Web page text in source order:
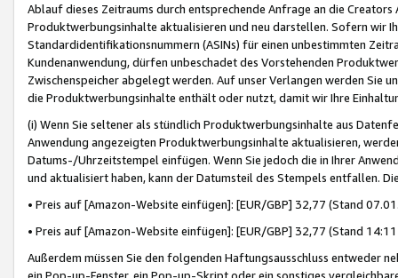
Ablauf dieses Zeitraums durch entsprechende Anfrage an die
Produktwerbungsinhalte aktualisieren und neu darstellen. Sofern wir
Standardidentifikationsnummern (ASINs) für einen unbestimmten
Kundenanwendung, dürfen unbeschadet des Vorstehenden
Zwischenspeicher abgelegt werden. Auf unser Verlangen werden Sie
die Produktwerbungsinhalte enthält oder nutzt, damit wir Ihre
(i) Wenn Sie seltener als stündlich Produktwerbungsinhalte aus
Anwendung angezeigten Produktwerbungsinhalte aktualisieren,
Datums-/Uhrzeitstempel einfügen. Wenn Sie jedoch die in Ihrer
und aktualisiert haben, kann der Datumsteil des Stempels entfallen.
• Preis auf [Amazon-Website einfügen]: [EUR/GBP] 32,77 (Stand
• Preis auf [Amazon-Website einfügen]: [EUR/GBP] 32,77 (Stand
Außerdem müssen Sie den folgenden Haftungsausschluss entweder
ein Pop-up-Fenster, ein Pop-up-Skript oder ein sonstiges